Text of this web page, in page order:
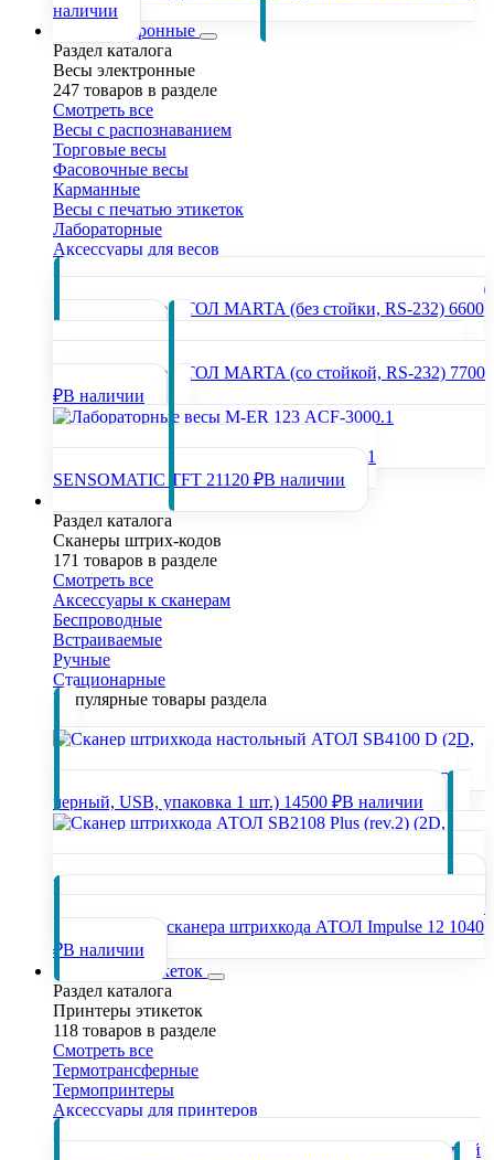
наличии
Весы электронные
Раздел каталога
Весы электронные
247 товаров в разделе
Смотреть все
Весы с распознаванием
Торговые весы
Фасовочные весы
Карманные
Весы с печатью этикеток
Лабораторные
Аксессуары для весов
Популярные товары раздела
Весы торговые АТОЛ MARTA (без стойки, RS-232) 6600
Весы торговые АТОЛ MARTA (со стойкой, RS-232) 7700
₽В наличии
Лабораторные весы M-ER 123 АCF-3000.1
SENSOMATIC TFT 21120 ₽В наличии
Раздел каталога
Сканеры штрих-кодов
171 товаров в разделе
Смотреть все
Аксессуары к сканерам
Беспроводные
Встраиваемые
Ручные
Стационарные
Популярные товары раздела
Сканер штрихкода настольный АТОЛ SB4100 D (2D,
черный, USB, упаковка 1 шт.) 14500 ₽В наличии
Сканер штрихкода АТОЛ SB2108 Plus (rev.2) (2D, серый,
USB, без подставки, упаковка 1 шт.)
Подставка для сканера штрихкода АТОЛ Impulse 12 1040
₽В наличии
Принтеры этикеток
Раздел каталога
Принтеры этикеток
118 товаров в разделе
Смотреть все
Термотрансферные
Термопринтеры
Аксессуары для принтеров
Популярные товары раздела
Внешний